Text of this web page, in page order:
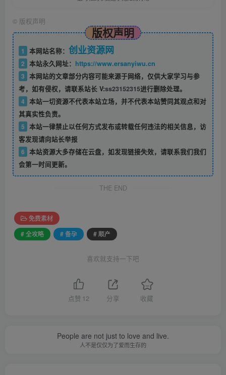
© 版权声明
版权声明
1 本网站名称： 创业资源网
2 本站永久网址： https://www.ersanyiwu.cn
3 本网站的文章部分内容可能来源于网络，仅供大家学习与参
考，如有侵权，请联系站长 V:ss23152315进行删除处理。
4 本站一切资源不代表本站立场，并不代表本站赞同其观点和对
其真实性负责。
5 本站一律禁止以任何方式发布或转载任何违法的相关信息，访
客发现请向站长举报
6 本站资源大多存储在云盘，如发现链接失效，请联系我们我们
会第一时间更新。
THE END
免费素材
# 全攻略
# 备孕 # 顺产
喜欢就支持一下吧
点赞 12 分享 收藏
People are not just to love and live.
人不是仅仅为了爱而生存的